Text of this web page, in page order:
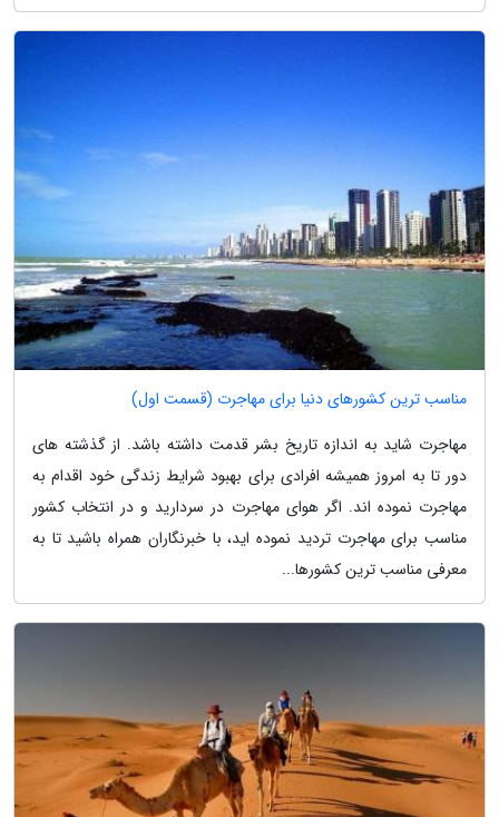
مناسب ترین کشورهای دنیا برای مهاجرت (قسمت اول)
مهاجرت شاید به اندازه تاریخ بشر قدمت داشته باشد. از گذشته های
دور تا به امروز همیشه افرادی برای بهبود شرایط زندگی خود اقدام به
مهاجرت نموده اند. اگر هوای مهاجرت در سردارید و در انتخاب کشور
مناسب برای مهاجرت تردید نموده اید، با خبرنگاران همراه باشید تا به
معرفی مناسب ترین کشورها...